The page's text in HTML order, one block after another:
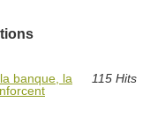
banque, la
115 Hits